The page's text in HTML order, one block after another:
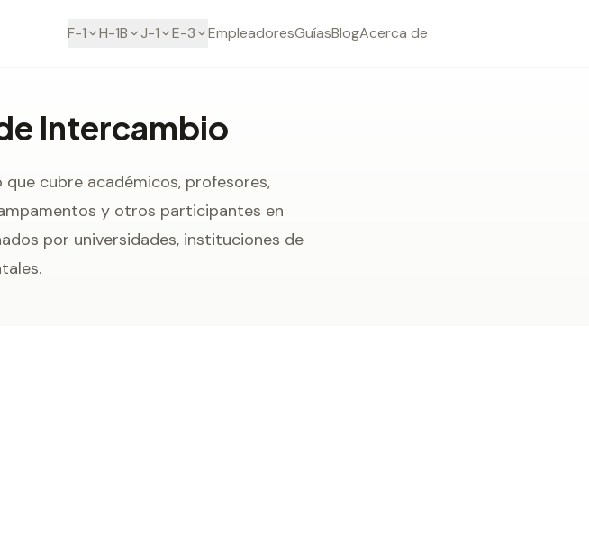
F-1 H-1B J-1 E-3 EmpleadoresGuíasBlogAcerca de
Intercambio
cubre académicos, profesores,
y otros participantes en
por universidades, instituciones de